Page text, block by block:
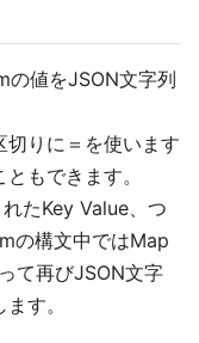
値をJSON文字列
りに＝を使います
もできます。
たKey Value、つ
の構文中ではMap
て再びJSON文字
す。